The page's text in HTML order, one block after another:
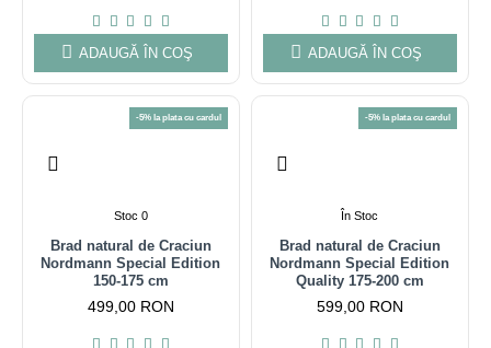
ADAUGĂ ÎN COŞ ADAUGĂ ÎN COŞ
-5% la plata cu cardul
Stoc 0
Brad natural de Craciun
Nordmann Special Edition
150-175 cm
499,00 RON
-5% la plata cu cardul
În Stoc
Brad natural de Craciun
Nordmann Special Edition
Quality 175-200 cm
599,00 RON